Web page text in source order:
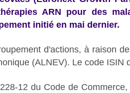
ARN pour des
initié en mai dernier.
d'actions, à raison
(ALNEV). Le code
12 du Code de